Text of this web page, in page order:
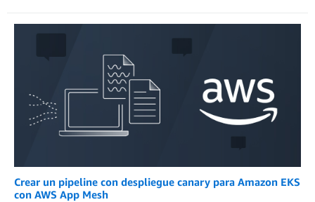
Crear un pipeline con despliegue canary para Amazon EKS
con AWS App Mesh